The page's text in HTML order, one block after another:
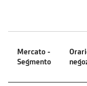
Mercato -
Segmento